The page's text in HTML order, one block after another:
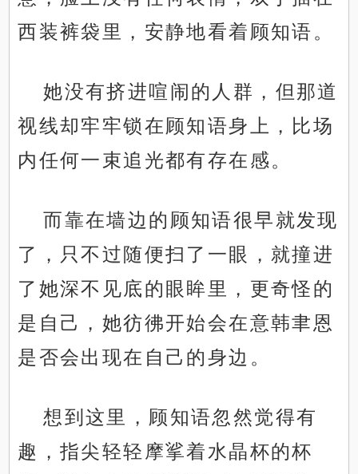
西装裤袋里，安静地看着顾知语。
她没有挤进喧闹的人群，但那道
视线却牢牢锁在顾知语身上，比场
内任何一束追光都有存在感。
而靠在墙边的顾知语很早就发现
了，只不过随便扫了一眼，就撞进
了她深不见底的眼眸里，更奇怪的
是自己，她彷彿开始会在意韩聿恩
是否会出现在自己的身边。
想到这里，顾知语忽然觉得有
趣，指尖轻轻摩挲着水晶杯的杯